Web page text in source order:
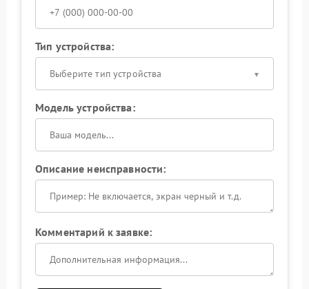
Тип устройства:
Выберите тип устройства
Модель устройства:
Описание неисправности:
Комментарий к заявке: